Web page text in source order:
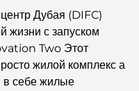
в Дубае: полное
Hills 2: путеводитель
Дубая (DIFC)
жизни с запуском
Two Этот
жилой комплекс а
в себе жилые